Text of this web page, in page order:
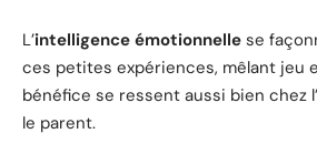
L’intelligence émotionnelle se
ces petites expériences, mêlant jeu
bénéfice se ressent aussi bien chez
le parent.